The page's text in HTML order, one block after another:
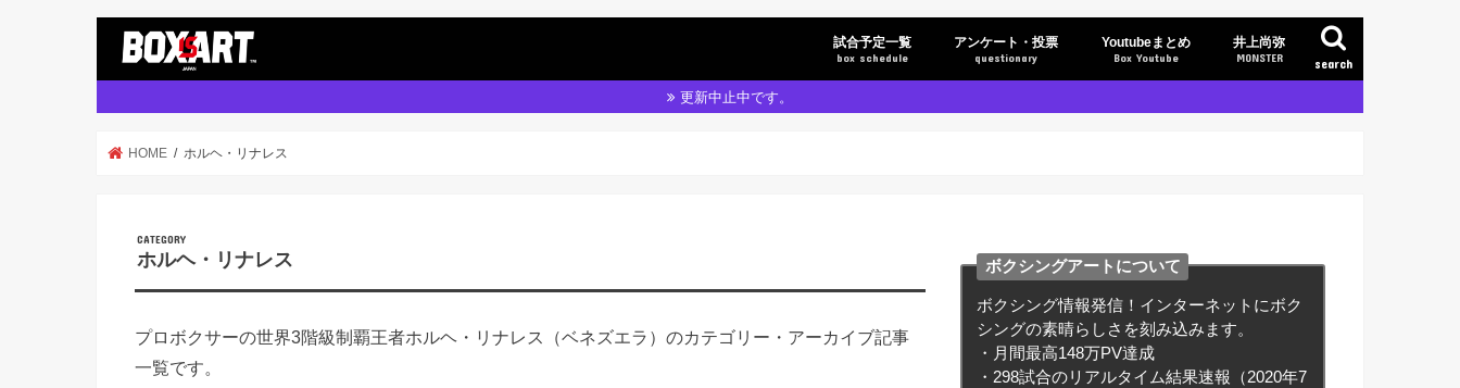
search
試合予定一覧
box schedule
アンケート・投票
questionary
Youtubeまとめ
Box Youtube
井上尚弥
MONSTER
更新中止中です。
HOME ホルヘ・リナレス
ホルヘ・リナレス
プロボクサーの世界3階級制覇王者ホルヘ・リナレス（ベネズエラ）のカテゴリー・アーカイブ記事
一覧です。
ボクシングアートについて
ボクシング情報発信！インターネットにボク
シングの素晴らしさを刻み込みます。
・月間最高148万PV達成
・298試合のリアルタイム結果速報（2020年7